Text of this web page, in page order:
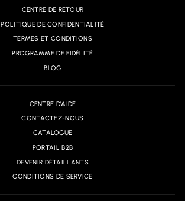
CENTRE DE RETOUR
POLITIQUE DE CONFIDENTIALITÉ
TERMES ET CONDITIONS
PROGRAMME DE FIDÉLITÉ
BLOG
CENTRE D'AIDE
CONTACTEZ-NOUS
CATALOGUE
PORTAIL B2B
DEVENIR DÉTAILLANTS
CONDITIONS DE SERVICE